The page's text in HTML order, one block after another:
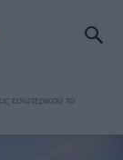
εσωτερικού το